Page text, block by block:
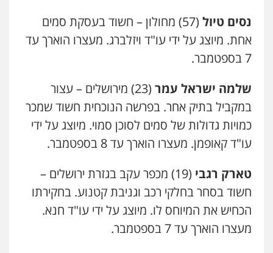
נסים טיול
(57) מחולון – חשוד בעסקת סמים
אחת. מיוצג על ידי עו"ד ויזלברג. מעצרו הוארך עד
7 בספטמבר.
שלמה ישראל עמר
(23) מירושלים – עצור
במקביל בתיק אחר. בפרשה הנוכחית חשוד שמכר
כמויות גדולות של סמים לסוכן סמוי. מיוצג על ידי
עו"ד קאופמן. מעצרו הוארך עד 8 בספטמבר.
טארק רגבי
(19) מכפר עקב בגזרת ירושלים –
חשוד בסחר בחלקי רכב וגניבת קטנוע. בחקירתו
הכחיש את המיוחס לו. מיוצג על ידי עו"ד חנא.
מעצרו הוארך עד 7 בספטמבר.
מהירות הגנה גיבוי תמיכה שירותים
מקצועיים לעורכי דין
מרכז התחלה חדשה
אסירים עבירות מין שירותים מקצועיים
לעורכי דין
0544500346
מאיה בלום, עו"ס, טיפול ושיקום
לעורכי דין
0504062539
עו"ד ד"ר אבי שקד
עבירות כלכליות הלבנת הון